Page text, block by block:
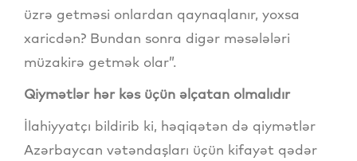
üzrə getməsi onlardan qaynaqlanır, yoxsa
xaricdən? Bundan sonra digər məsələləri
müzakirə getmək olar”.
Qiymətlər hər kəs üçün əlçatan olmalıdır
İlahiyyatçı bildirib ki, həqiqətən də qiymətlər
Azərbaycan vətəndaşları üçün kifayət qədər